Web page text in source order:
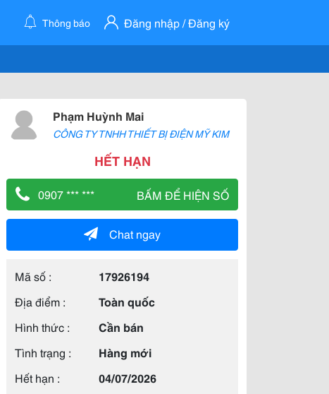
Thông báo Đăng nhập / Đăng ký
Phạm Huỳnh Mai
CÔNG TY TNHH THIẾT BỊ ĐIỆN MỸ KIM
HẾT HẠN
0907 *** *** BẤM ĐỂ HIỆN SỐ
Chat ngay
Mã số :
17926194
Địa điểm :
Toàn quốc
Hình thức :
Cần bán
Tình trạng :
Hàng mới
Hết hạn :
04/07/2026